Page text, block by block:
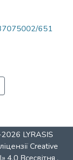
651
LYRASIS
Creative